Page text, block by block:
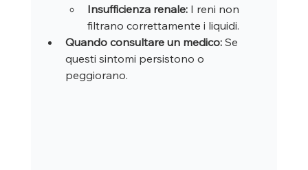
Insufficienza renale: I reni non
filtrano correttamente i liquidi.
Quando consultare un medico: Se
questi sintomi persistono o
peggiorano.